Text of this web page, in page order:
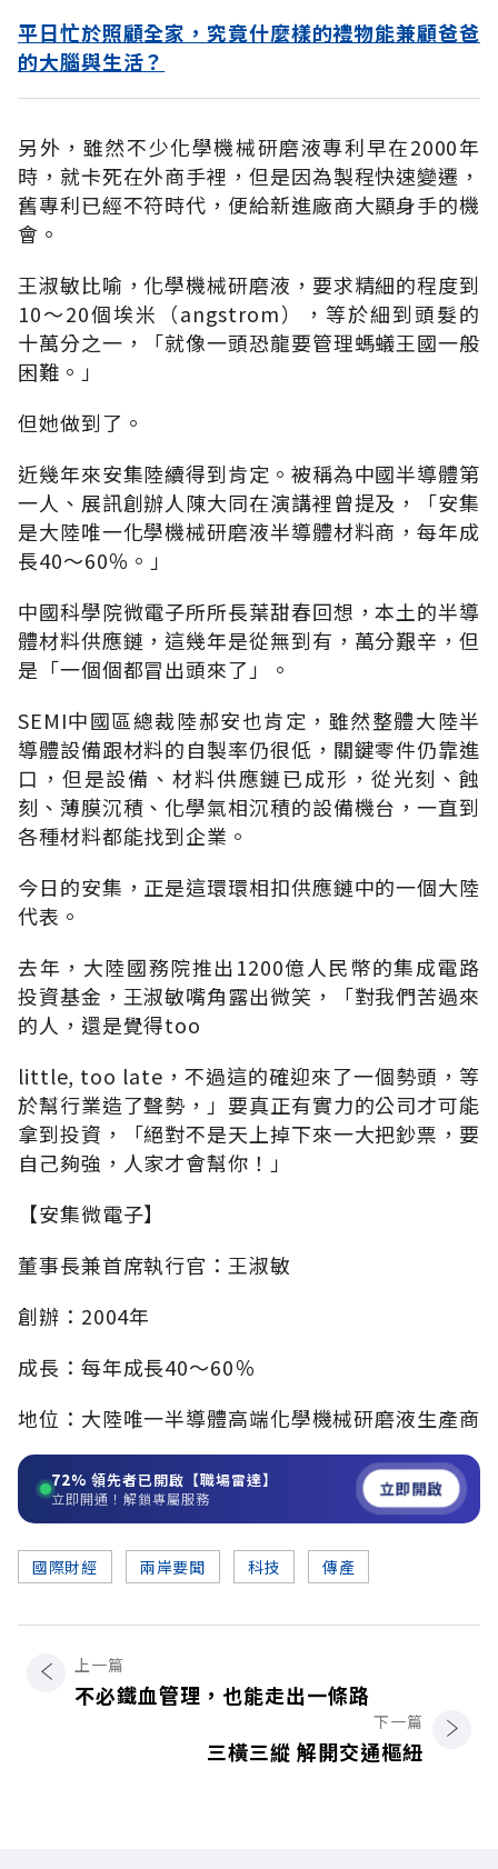
平日忙於照顧全家，究竟什麼樣的禮物能兼顧爸爸
的大腦與生活？
另外，雖然不少化學機械研磨液專利早在2000年
時，就卡死在外商手裡，但是因為製程快速變遷，
舊專利已經不符時代，便給新進廠商大顯身手的機
會。
王淑敏比喻，化學機械研磨液，要求精細的程度到
10～20個埃米（angstrom），等於細到頭髮的
十萬分之一，「就像一頭恐龍要管理螞蟻王國一般
困難。」
但她做到了。
近幾年來安集陸續得到肯定。被稱為中國半導體第
一人、展訊創辦人陳大同在演講裡曾提及，「安集
是大陸唯一化學機械研磨液半導體材料商，每年成
長40～60％。」
中國科學院微電子所所長葉甜春回想，本土的半導
體材料供應鏈，這幾年是從無到有，萬分艱辛，但
是「一個個都冒出頭來了」。
SEMI中國區總裁陸郝安也肯定，雖然整體大陸半
導體設備跟材料的自製率仍很低，關鍵零件仍靠進
口，但是設備、材料供應鏈已成形，從光刻、蝕
刻、薄膜沉積、化學氣相沉積的設備機台，一直到
各種材料都能找到企業。
今日的安集，正是這環環相扣供應鏈中的一個大陸
代表。
去年，大陸國務院推出1200億人民幣的集成電路
投資基金，王淑敏嘴角露出微笑，「對我們苦過來
的人，還是覺得too
little, too late，不過這的確迎來了一個勢頭，等
於幫行業造了聲勢，」要真正有實力的公司才可能
拿到投資，「絕對不是天上掉下來一大把鈔票，要
自己夠強，人家才會幫你！」
【安集微電子】
董事長兼首席執行官：王淑敏
創辦：2004年
成長：每年成長40～60％
地位：大陸唯一半導體高端化學機械研磨液生產商
72% 領先者已開啟【職場雷達】
立即開通！解鎖專屬服務 立即開啟
國際財經 兩岸要聞 科技 傳產
上一篇
不必鐵血管理，也能走出一條路
下一篇
三橫三縱 解開交通樞紐